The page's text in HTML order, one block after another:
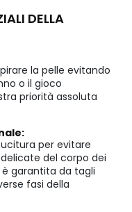
DELLA
la pelle evitando
o il gioco
priorità assoluta
per evitare
del corpo dei
garantita da tagli
fasi della